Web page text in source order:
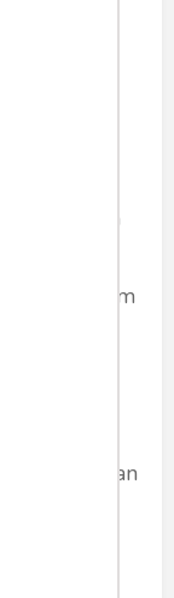
khilafah,
tersemat
dalam
di dalam tim
Jokowi
bisa
dan
panjang,
mereka